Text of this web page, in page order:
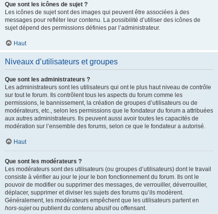
Que sont les icônes de sujet ?
Les icônes de sujet sont des images qui peuvent être associées à des
messages pour refléter leur contenu. La possibilité d’utiliser des icônes de
sujet dépend des permissions définies par l’administrateur.
Haut
Niveaux d’utilisateurs et groupes
Que sont les administrateurs ?
Les administrateurs sont les utilisateurs qui ont le plus haut niveau de contrôle
sur tout le forum. Ils contrôlent tous les aspects du forum comme les
permissions, le bannissement, la création de groupes d’utilisateurs ou de
modérateurs, etc., selon les permissions que le fondateur du forum a attribuées
aux autres administrateurs. Ils peuvent aussi avoir toutes les capacités de
modération sur l’ensemble des forums, selon ce que le fondateur a autorisé.
Haut
Que sont les modérateurs ?
Les modérateurs sont des utilisateurs (ou groupes d’utilisateurs) dont le travail
consiste à vérifier au jour le jour le bon fonctionnement du forum. Ils ont le
pouvoir de modifier ou supprimer des messages, de verrouiller, déverrouiller,
déplacer, supprimer et diviser les sujets des forums qu’ils modèrent.
Généralement, les modérateurs empêchent que les utilisateurs partent en
hors-sujetou publient du contenu abusif ou offensant.